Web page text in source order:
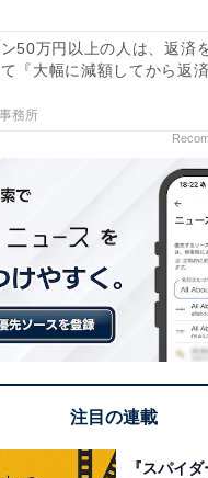
の3枚のプレートは、ス
ができ、最大直径約
50万円以上の人は、返済
『大幅に減額してから返済
務所
注目の連載
『スパイ